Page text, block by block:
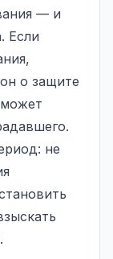
— и
Если
о защите
не